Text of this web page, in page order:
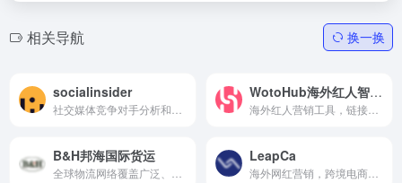
相关导航 换一换
socialinsider WotoHub海外红人智能营销云
B&H邦海国际货运 LeapCa